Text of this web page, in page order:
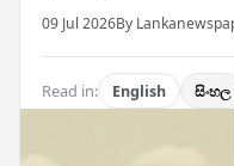
09 Jul 2026By
Read in: English සිංහල